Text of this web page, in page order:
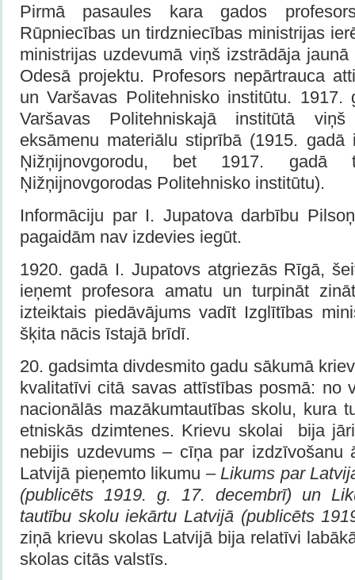
Pirmā pasaules kara gados
Rūpniecības un tirdzniecības ministrijas
ministrijas uzdevumā viņš izstrādāja
Odesā projektu. Profesors nepārtrauca
un Varšavas Politehnisko institūtu. 1917.
Varšavas Politehniskajā institūtā
eksāmenu materiālu stiprībā (1915. gadā
Ņižņijnovgorodu, bet 1917. gadā
Ņižņijnovgorodas Politehnisko institūtu).
Informāciju par I. Jupatova darbību
pagaidām nav izdevies iegūt.
1920. gadā I. Jupatovs atgriezās Rīgā,
ieņemt profesora amatu un turpināt
izteiktais piedāvājums vadīt Izglītības
šķita nācis īstajā brīdī.
20. gadsimta divdesmito gadu sākumā
kvalitatīvi citā savas attīstības posmā: no
nacionālās mazākumtautības skolu, kura
etniskās dzimtenes. Krievu skolai bija
nebijis uzdevums – cīņa par izdzīvošanu
Latvijā pieņemto likumu –Likums par
(publicēts 1919. g. 17. decembrī) un
tautību skolu iekārtu Latvijā (publicēts
ziņā krievu skolas Latvijā bija relatīvi
skolas citās valstīs.